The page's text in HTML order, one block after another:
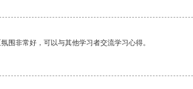
围非常好，可以与其他学习者交流学习心得。